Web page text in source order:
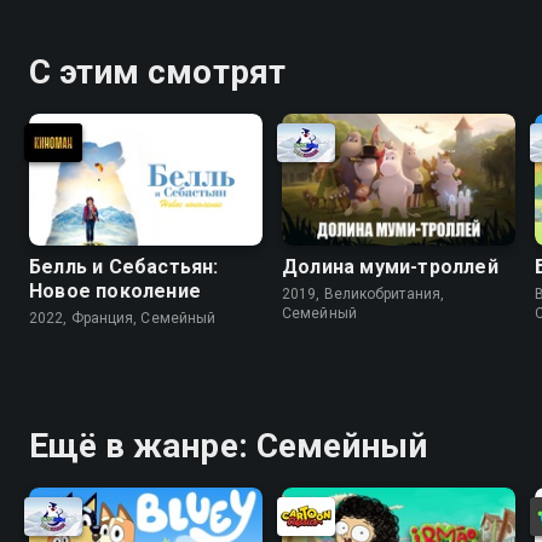
С этим смотрят
Белль и Себастьян:
Новое поколение
2022, Франция, Cемейный
Долина муми-троллей
2019, Великобритания,
Cемейный
Ещё в жанре: Cемейный